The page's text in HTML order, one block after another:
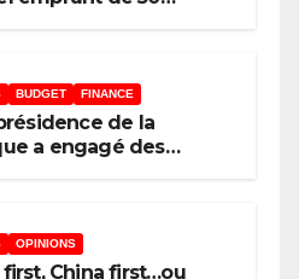
BUDGET FINANCE
de la
a engagé des
OPINIONS
China first…ou